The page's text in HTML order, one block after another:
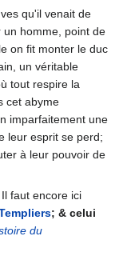
qu'il venait de
un homme, point de
on fit monter le duc
un véritable
tout respire la
cet abyme
imparfaitement une
leur esprit se perd;
à leur pouvoir de
faut encore ici
; & celui
du